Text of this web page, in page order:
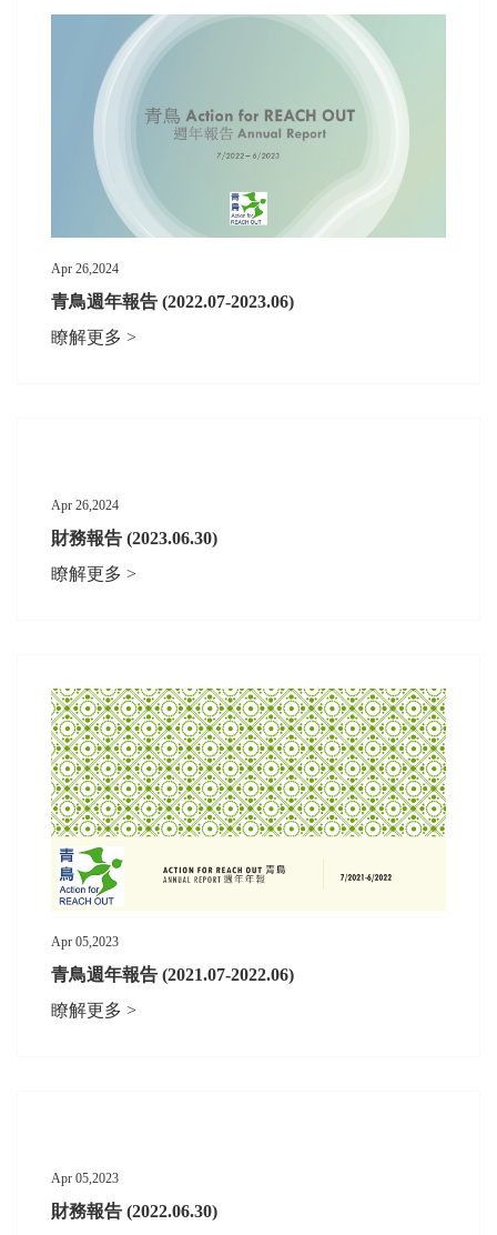
Apr 26,2024
青鳥週年報告 (2022.07-2023.06)
瞭解更多 >
Apr 26,2024
財務報告 (2023.06.30)
瞭解更多 >
Apr 05,2023
青鳥週年報告 (2021.07-2022.06)
瞭解更多 >
Apr 05,2023
財務報告 (2022.06.30)